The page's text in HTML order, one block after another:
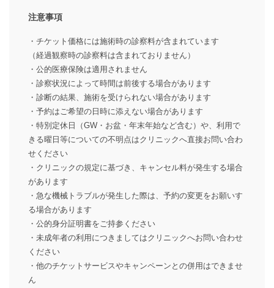
注意事項
・チケット価格には施術時の診察料が含まれています
（経過観察時の診察料は含まれておりません）
・公的医療保険は適用されません
・診察状況によって時間は前後する場合があります
・診断の結果、施術を受けられない場合があります
・予約はご希望の日時に添えない場合があります
・特別定休日（GW・お盆・年末年始など含む）や、利用で
きる曜日等についての不明点はクリニックへ直接お問い合わ
せください
・クリニックの規定に基づき、キャンセル料が発生する場合
があります
・急な機械トラブルが発生した際は、予約の変更をお願いす
る場合があります
・公的身分証明書をご持参ください
・未成年者の利用につきましてはクリニックへお問い合わせ
ください
・他のチケットサービスやキャンペーンとの併用はできませ
ん